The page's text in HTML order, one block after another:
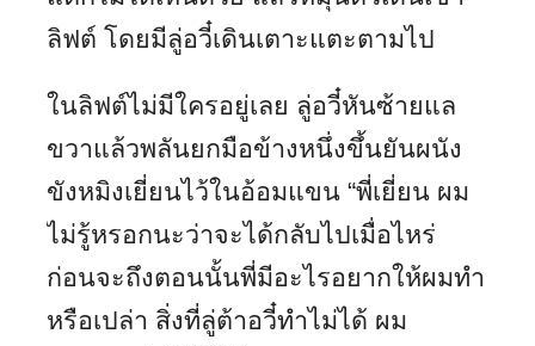
ลิฟต์ โดยมีลู่อวี๋เดินเตาะแตะตามไป
ในลิฟต์ไม่มีใครอยู่เลย ลู่อวี๋หันซ้ายแล
ขวาแล้วพลันยกมือข้างหนึ่งขึ้นยันผนัง
ขังหมิงเยี่ยนไว้ในอ้อมแขน “พี่เยี่ยน ผม
ไม่รู้หรอกนะว่าจะได้กลับไปเมื่อไหร่
ก่อนจะถึงตอนนั้นพี่มีอะไรอยากให้ผมทำ
หรือเปล่า สิ่งที่ลู่ต้าอวี๋ทำไม่ได้ ผม